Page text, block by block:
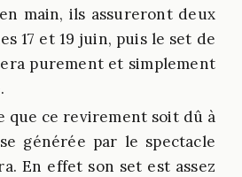
main, ils assureront deux
17 et 19 juin, puis le set de
purement et simplement
que ce revirement soit dû à
générée par le spectacle
En effet son set est assez